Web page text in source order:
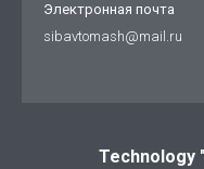
Электронная почта
sibavtomash@mail.ru
Technology